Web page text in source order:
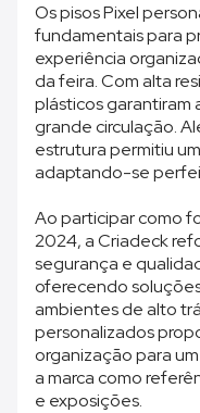
Os pisos Pixel
fundamentais para
experiência
da feira. Com alta
plásticos garantiram
grande circulação.
estrutura permitiu
adaptando-se
Ao participar como
2024, a Criadeck
segurança e
oferecendo
ambientes de alto
personalizados
organização para
a marca como
e exposições.